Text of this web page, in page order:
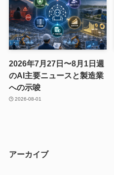
2026年7月27日〜8月1日週
のAI主要ニュースと製造業
への示唆
2026-08-01
アーカイブ